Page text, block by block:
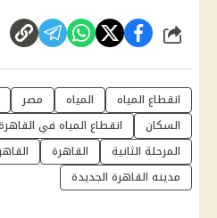
شارك
انقطاع المياه المياه مصر
السكان
انقطاع المياه في
المرحلة الثانية
القاهرة
مدينه القاهرة الجديدة